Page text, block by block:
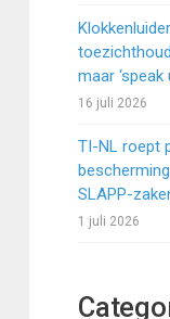
maar
16 juli 2026
TI-NL roept
SLAPP-
1 juli 2026